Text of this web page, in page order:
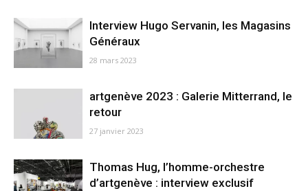
Interview Hugo Servanin, les Magasins
Généraux
28 mars 2023
artgenève 2023 : Galerie Mitterrand, le
retour
27 janvier 2023
Thomas Hug, l’homme-orchestre
d’artgenève : interview exclusif